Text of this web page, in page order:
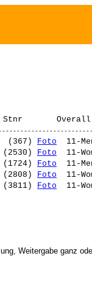
(367) Foto
11-
Foto
11-
Foto
11-
Foto
11-
Foto
Weitergabe ganz